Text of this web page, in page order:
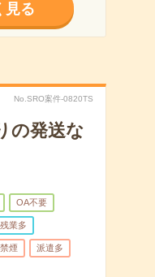
見る
No.SRO案件-0820TS
の発送な
OA不要
残業多
煙 派遣多